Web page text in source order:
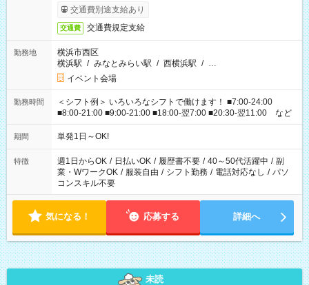
交通費別途支給あり
交通費 交通費規定支給
勤務地
横浜市西区
横浜駅 / みなとみらい駅 / 西横浜駅 / …
イベント会場
勤務時間
＜シフト例＞ いろいろなシフトで働けます！ ■7:00-24:00
■8:00-21:00 ■9:00-21:00 ■18:00-翌7:00 ■20:30-翌11:00 など
期間 単発1日～OK!
特徴 週1日からOK / 日払いOK / 履歴書不要 / 40～50代活躍中 / 副
業・WワークOK / 服装自由 / シフト勤務 / 電話対応なし / パソ
コンスキル不要
気になる！ 応募する 詳細へ
未読